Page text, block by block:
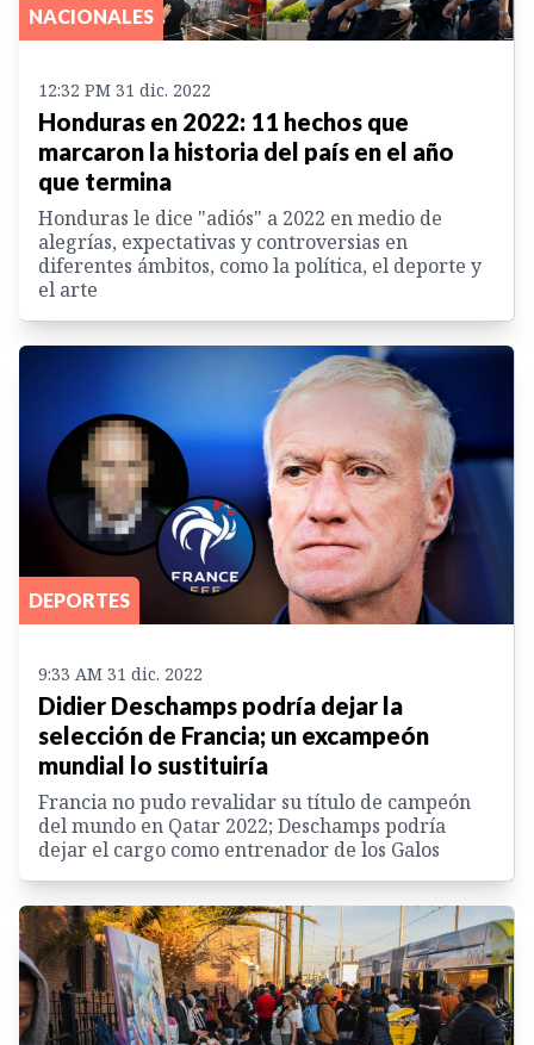
NACIONALES
12:32 PM 31 dic. 2022
Honduras en 2022: 11 hechos que
marcaron la historia del país en el año
que termina
Honduras le dice "adiós" a 2022 en medio de
alegrías, expectativas y controversias en
diferentes ámbitos, como la política, el deporte y
el arte
DEPORTES
9:33 AM 31 dic. 2022
Didier Deschamps podría dejar la
selección de Francia; un excampeón
mundial lo sustituiría
Francia no pudo revalidar su título de campeón
del mundo en Qatar 2022; Deschamps podría
dejar el cargo como entrenador de los Galos